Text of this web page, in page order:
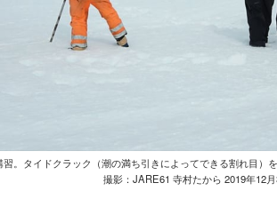
習。タイドクラック（潮の満ち引きによってできる割れ目）
撮影：JARE61 寺村たから 2019年12月